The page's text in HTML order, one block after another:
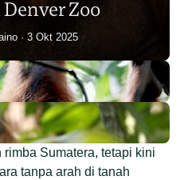
Zoo
3 Okt 2025
Sumatera, tetapi kini
tanpa arah di tanah